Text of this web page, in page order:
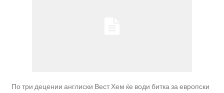
По три децении англиски Вест Хем ќе води битка за европски